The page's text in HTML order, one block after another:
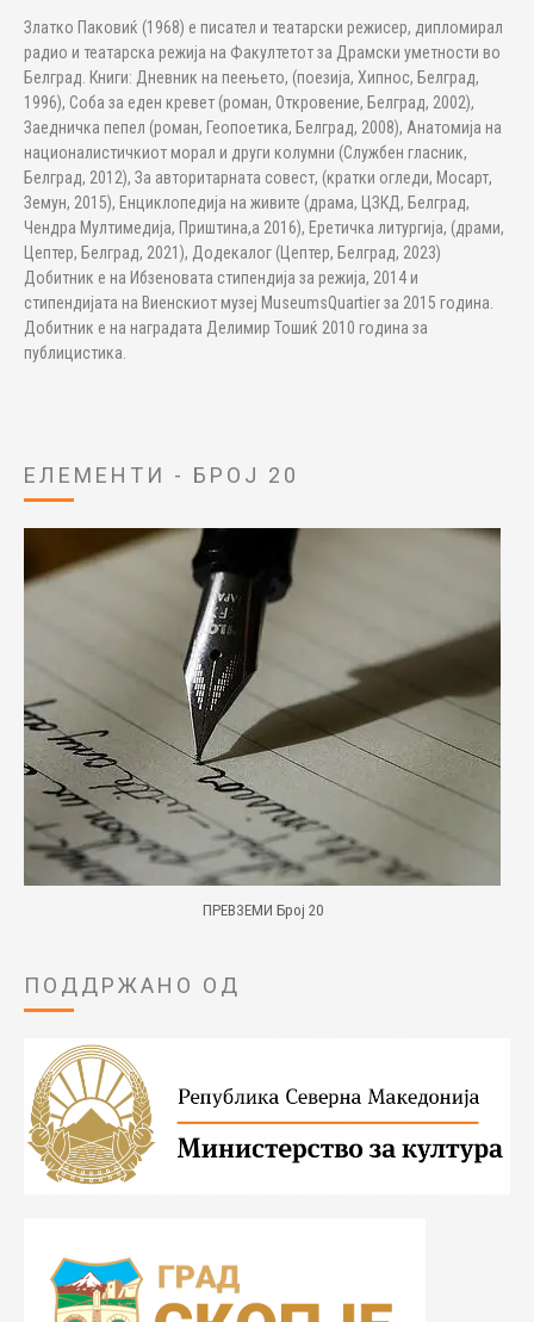
Златко Паковиќ (1968) е писател и театарски режисер, дипломирал
радио и театарска режија на Факултетот за Драмски уметности во
Белград. Книги: Дневник на пеењето, (поезија, Хипнос, Белград,
1996), Соба за еден кревет (роман, Откровение, Белград, 2002),
Заедничка пепел (роман, Геопоетика, Белград, 2008), Анатомија на
националистичкиот морал и други колумни (Службен гласник,
Белград, 2012), За авторитарната совест, (кратки огледи, Мосарт,
Земун, 2015), Енциклопедија на живите (драма, ЦЗКД, Белград,
Чендра Мултимедија, Приштина,а 2016), Еретичка литургија, (драми,
Цептер, Белград, 2021), Додекалог (Цептер, Белград, 2023)
Добитник е на Ибзеновата стипендија за режија, 2014 и
стипендијата на Виенскиот музеј MuseumsQuartier за 2015 година.
Добитник е на наградата Делимир Тошиќ 2010 година за
публицистика.
ЕЛЕМЕНТИ - БРОЈ 20
ПРЕВЗЕМИ Број 20
ПОДДРЖАНО ОД